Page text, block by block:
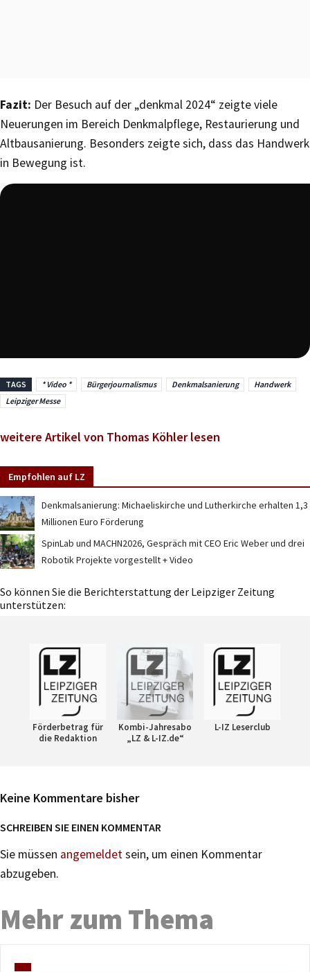
Fazit: Der Besuch auf der „denkmal 2024“ zeigte viele
Neuerungen im Bereich Denkmalpflege, Restaurierung und
Altbausanierung. Besonders zeigte sich, dass das Handwerk
in Bewegung ist.
TAGS * Video * Bürgerjournalismus Denkmalsanierung
Handwerk
Leipziger Messe
weitere Artikel von Thomas Köhler lesen
Empfohlen auf LZ
Denkmalsanierung: Michaeliskirche und Lutherkirche erhalten 1,3
Millionen Euro Förderung
SpinLab und MACHN2026, Gespräch mit CEO Eric Weber und drei
Robotik Projekte vorgestellt + Video
So können Sie die Berichterstattung der Leipziger Zeitung
unterstützen:
Förderbetrag für
die Redaktion
Kombi-Jahresabo
„LZ & L-IZ.de“
L-IZ Leserclub
Keine Kommentare bisher
SCHREIBEN SIE EINEN KOMMENTAR
Sie müssen angemeldetsein, um einen Kommentar
abzugeben.
Mehr zum Thema